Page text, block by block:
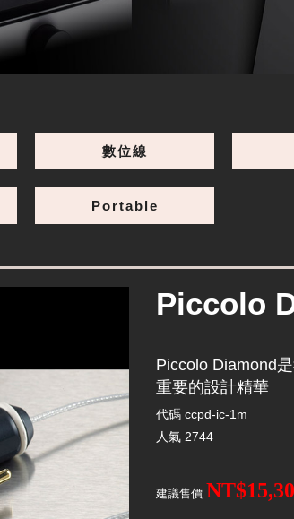
數位線
Portable
Piccolo
Piccolo Diamond
重要的設計精華
代碼 ccpd-ic-1m
人氣 2744
建議售價